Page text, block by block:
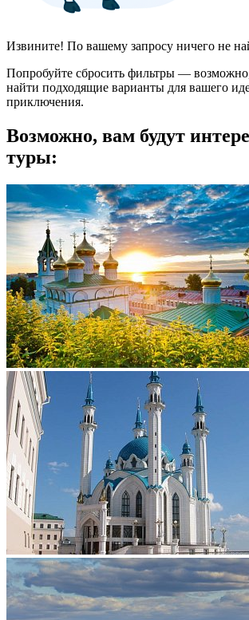
Извините! По вашему запросу ничего не
Попробуйте сбросить фильтры —
найти подходящие варианты для вашего
приключения.
Возможно, вам будут
туры: